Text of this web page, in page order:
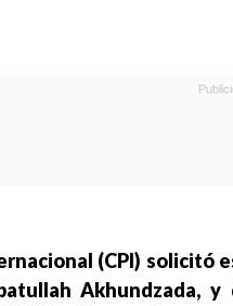
(CPI) solicitó
Akhundzada,